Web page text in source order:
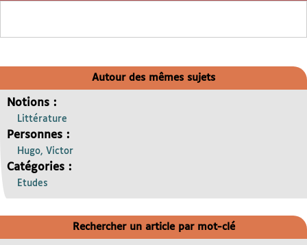
Autour des mêmes sujets
Notions :
Littérature
Personnes :
Hugo, Victor
Catégories :
Etudes
Rechercher un article par mot-clé